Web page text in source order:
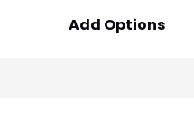
Add Options